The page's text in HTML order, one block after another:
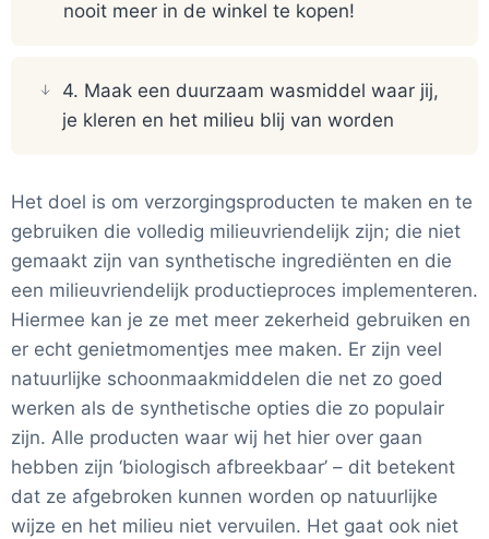
nooit meer in de winkel te kopen!
4. Maak een duurzaam wasmiddel waar jij,
je kleren en het milieu blij van worden
Het doel is om verzorgingsproducten te maken en te
gebruiken die volledig milieuvriendelijk zijn; die niet
gemaakt zijn van synthetische ingrediënten en die
een milieuvriendelijk productieproces implementeren.
Hiermee kan je ze met meer zekerheid gebruiken en
er echt genietmomentjes mee maken. Er zijn veel
natuurlijke schoonmaakmiddelen die net zo goed
werken als de synthetische opties die zo populair
zijn. Alle producten waar wij het hier over gaan
hebben zijn ‘biologisch afbreekbaar’ – dit betekent
dat ze afgebroken kunnen worden op natuurlijke
wijze en het milieu niet vervuilen. Het gaat ook niet